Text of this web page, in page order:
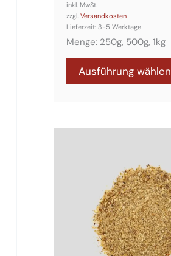
inkl. MwSt.
zzgl.Versandkosten
Lieferzeit:3-5 Werktage
Menge: 250g, 500g, 1kg
Ausführung wählen
Optionen
können
Produktseite